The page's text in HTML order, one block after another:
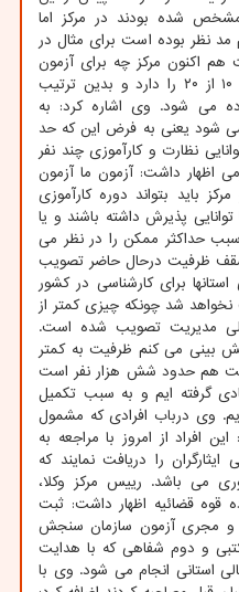
شده بودند در مرکز اما
نظر بوده است برای مثال در
نمره ۱۲ از ۲۰ است هم اکنون مرکز چه برای آزمون
وکالت و کارشناسی حد نصاب نمره ۱۰ از ۲۰ را دارد و بدین ترتیب
می شود. وی اشاره کرد: به
شود یعنی به فرض این که حد
نظارت و کارآموزی چند نفر
اظهار داشت: آزمون ما آزمون
باید بتواند دوره کارآموزی
پذیرش داشته باشند و یا
حداکثر ممکن را در نظر می
وی گفت: برای آزمون ۱۴۰۰ سقف ظرفیت درحال حاضر تصویب
برای کارشناسی در کشور
نخواهد شد چونکه چیزی کمتر از
مدیریت تصویب شده است.
بینی می کنم ظرفیت به کمتر
وکالت هم حدود شش هزار نفر است
۹۹ کارآموز زیادی گرفته ایم و به سبب تکمیل
وی درباب افرادی که مشمول
افراد از امروز با مراجعه به
را دریافت نمایند که
می باشد. رییس مرکز وکلا،
قوه قضائیه اظهار داشت: ثبت
و مجری آزمون سازمان سنجش
و دوم شفاهی که با هدایت
استانی انجام می شود. وی با